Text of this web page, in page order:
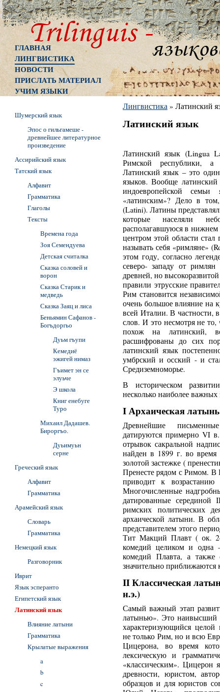
ГЛАВНАЯ
ЛИНГВИСТИКА
НОВОСТИ
ПРИСЛАТЬ МАТЕРИАЛ
УЧИМ ЯЗЫКИ
Лингвистика » Латинский
Латинский язык
Латинский язык (Lingua
Римской республики,
Латинский язык – это
языков. Вообще
индоевропейской
«латинским»? Дело в
(Latini). Латины
которые населяли
располагавшуюся в
центром этой области
называть себя «римляне»
этом году, согласно
северо- западу от
древней, но
правили этрусские
Рим становится
очень большое влияние на
всей Италии. В частности,
слов. И это несмотря не то,
похож на латинский,
расшифрованы до сих
латинский язык
умбрский и осский - и
Средиземноморье.
В историческом
несколько наиболее важных
I Архаическая
Древнейшие
датируются примерно VI
отрывок сакральной
найден в 1899 г. во время
золотой застежке (
Пренесте рядом с Римом. В
приводит к возрастанию
Многочисленные
датированные
римских политических
архаической латыни. В
представителем этого
Тит Макций Плавт ( ок.
комедий целиком и одна
комедий Плавта, а также
значительно
II Классическая
н.э.)
Самый важный этап
латынью». Это наивысший
характеризующийся
не только Рим, но и всю
Цицерона, во время
лексическую и
«классическим». Цицерон
древности, юристом,
образцов и для юристов
Шумерский язык
Эпос о гильгамеше -
древнейшее литературное
произведение
Ассирийский язык
Татский язык
Алфавит
Грамматика
Глаголы
Тексты
Времена года
Зоя Семендуева
Детская считалка
Сказка соловей и
ворон
Сказка Старик и
медведь
Сказка Заяц и лиса
Беньямин Сафанов -
Богъдоргьо
Дуьм гъупи
Кемедиё
эжигей нимаз
Гъимет эн се
элуьче
Э школа
Книг енебуге
Туро
Михаил Дадашев.
Бироргъо.
Дуьимуьн
серне
Греческий язык
Алфавит
Грамматика
Арамейский язык
Словарь
Грамматика
Немецкий язык
Разговорник
Иврит
Язык эсперанто
Египетский язык
Латинский язык
Влияние латыни
Грамматика
Крылатые выражения
a
b
c